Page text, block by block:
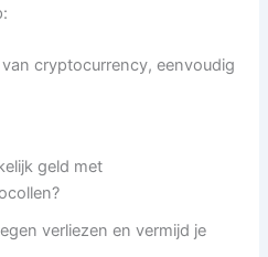
cryptocurrency, eenvoudig
geld met
verliezen en vermijd je